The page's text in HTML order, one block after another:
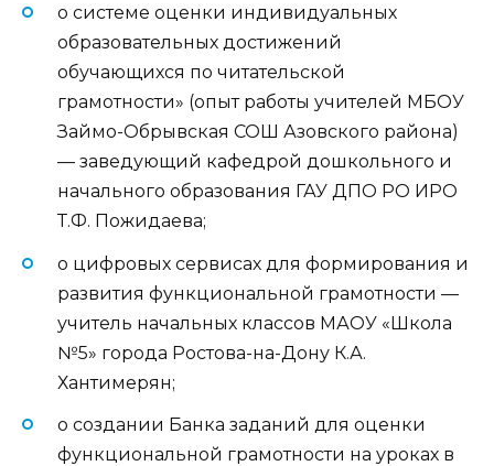
о системе оценки индивидуальных
образовательных достижений
обучающихся по читательской
грамотности» (опыт работы учителей МБОУ
Займо-Обрывская СОШ Азовского района)
— заведующий кафедрой дошкольного и
начального образования ГАУ ДПО РО ИРО
Т.Ф. Пожидаева;
о цифровых сервисах для формирования и
развития функциональной грамотности —
учитель начальных классов МАОУ «Школа
№5» города Ростова-на-Дону К.А.
Хантимерян;
о создании Банка заданий для оценки
функциональной грамотности на уроках в